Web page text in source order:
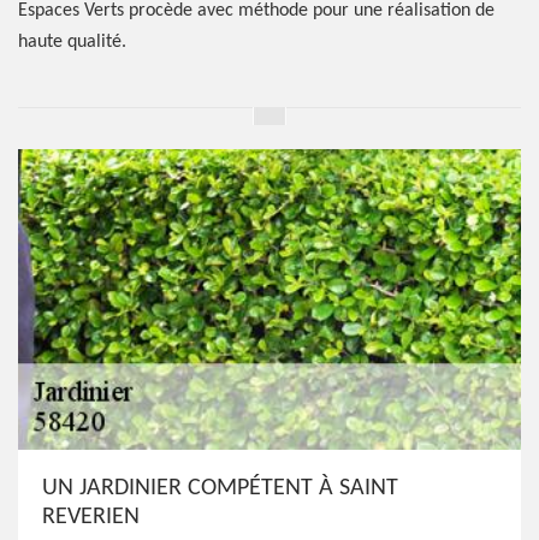
Espaces Verts procède avec méthode pour une réalisation de
haute qualité.
UN JARDINIER COMPÉTENT À SAINT
REVERIEN